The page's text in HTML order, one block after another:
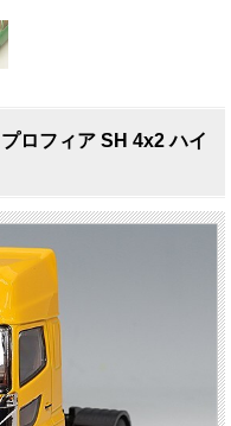
ロフィア SH 4x2 ハイ